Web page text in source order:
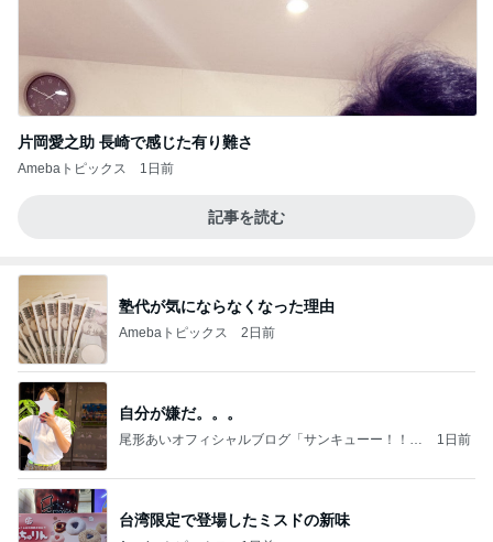
片岡愛之助 長崎で感じた有り難さ
Amebaトピックス 1日前
記事を読む
塾代が気にならなくなった理由
Amebaトピックス 2日前
自分が嫌だ。。。
尾形あいオフィシャルブログ「サンキューー！！尾
1日前
台湾限定で登場したミスドの新味